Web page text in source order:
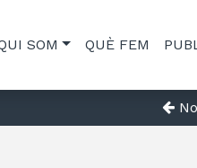
SOM QUÈ FEM